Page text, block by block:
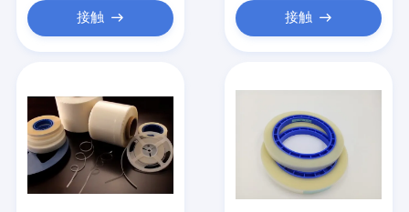
すべての場合
安全な記入項目の回転木戸
クリーンルームの付属品
接触 接触